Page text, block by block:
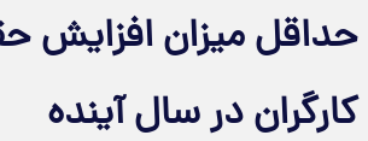
حداقل میزان افزایش
کارگران در سال آینده